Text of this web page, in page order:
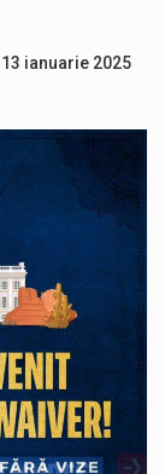
Noile statii de călători, achizitionate la preț de garsonieră per bucată, dezamăgesc total cetățenii care folosesc mijloacele de transport în…
13 ianuarie 2025